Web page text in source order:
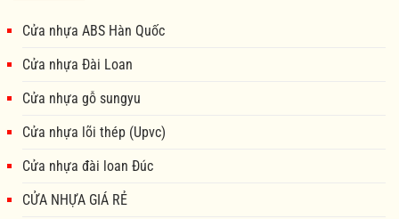
Cửa nhựa ABS Hàn Quốc
Cửa nhựa Đài Loan
Cửa nhựa gỗ sungyu
Cửa nhựa lõi thép (Upvc)
Cửa nhựa đài loan Đúc
CỬA NHỰA GIÁ RẺ